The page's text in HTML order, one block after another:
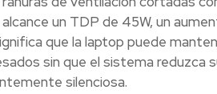
un TDP de 45W, un
que la laptop puede
sin que el sistema reduzca
silenciosa.